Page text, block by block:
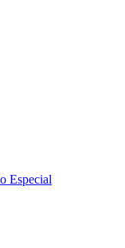
Especial